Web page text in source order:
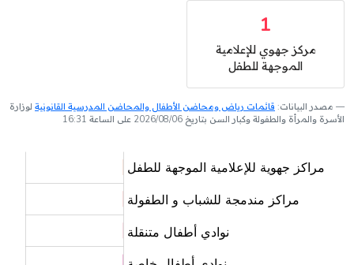
1
مركز جهوي للإعلامية
الموجهة للطفل
مصدر البيانات: قائمات رياض ومحاضن الأطفال والمحاضن المدرسية القانونية لوزارة
الأسرة والمرأة والطفولة وكبار السن بتاريخ 2026/08/06 على الساعة 16:31